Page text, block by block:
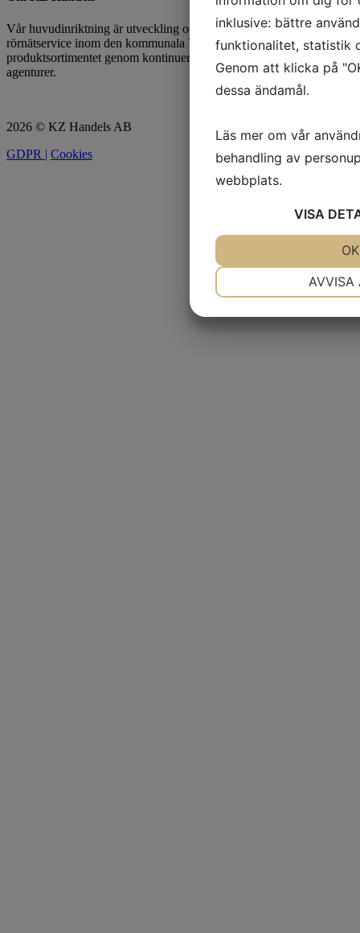
Vår huvudinriktning är utveckling och försäljning av produkter för
rörnätservice inom den kommunala VA-sidan. Vi utökar och förnyar
produktsortimentet genom kontinuerlig produktutveckling och nya
agenturer.
2026 © KZ Handels AB
GDPR | Cookies
inklusive: bättre
funktionalitet, statistik
Genom att klicka på
dessa ändamål.
Läs mer om vår
behandling av
webbplats.
VISA
AVVISA
OK